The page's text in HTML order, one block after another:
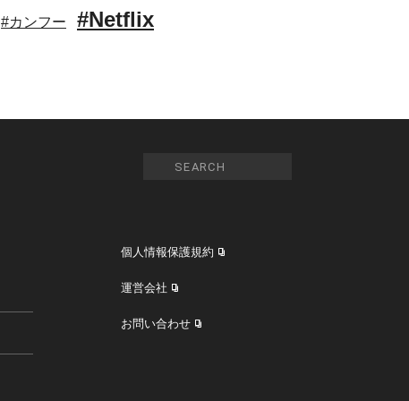
#カンフー #Netflix
個人情報保護規約
運営会社
お問い合わせ